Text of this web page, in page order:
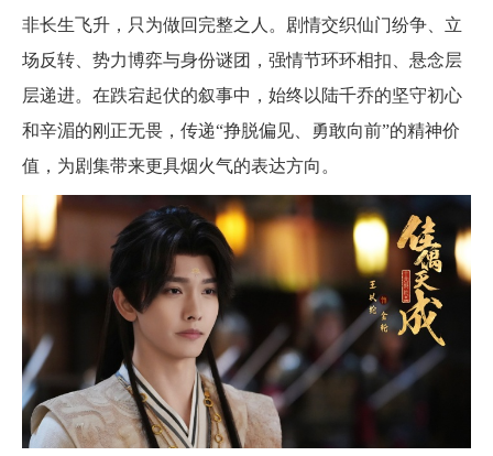
非长生飞升，只为做回完整之人。剧情交织仙门纷争、立
场反转、势力博弈与身份谜团，强情节环环相扣、悬念层
层递进。在跌宕起伏的叙事中，始终以陆千乔的坚守初心
和辛湄的刚正无畏，传递“挣脱偏见、勇敢向前”的精神价
值，为剧集带来更具烟火气的表达方向。